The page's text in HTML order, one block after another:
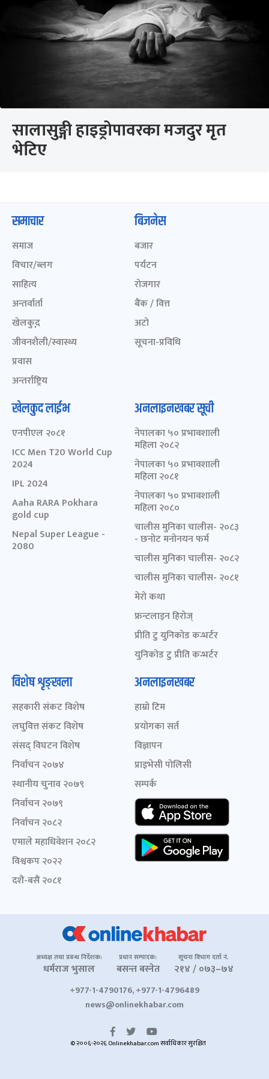
सालासुङ्गी हाइड्रोपावरका मजदुर मृत
भेटिए
समाचार
समाज
विचार/ब्लग
साहित्य
अन्तर्वार्ता
खेलकुद़़
जीवनशैली/स्वास्थ्य
प्रवास
अन्तर्राष्ट्रिय
बिजनेस
बजार
पर्यटन
रोजगार
बैंक / वित्त
अटो
सूचना-प्रविधि
खेलकुद लाईभ
एनपीएल २०८१
ICC Men T20 World Cup
2024
IPL 2024
Aaha RARA Pokhara
gold cup
Nepal Super League -
2080
अनलाइनखबर सूची
नेपालका ५० प्रभावशाली
महिला २०८२
नेपालका ५० प्रभावशाली
महिला २०८१
नेपालका ५० प्रभावशाली
महिला २०८०
चालीस मुनिका चालीस- २०८३
- छनोट मनोनयन फर्म
चालीस मुनिका चालीस- २०८२
चालीस मुनिका चालीस- २०८१
मेरो कथा
फ्रन्टलाइन हिरोज्
प्रीति टु युनिकोड कन्भर्टर
युनिकोड टु प्रीति कन्भर्टर
विशेष शृङ्खला
सहकारी संकट विशेष
लघुवित्त संकट विशेष
संसद् विघटन विशेष
निर्वाचन २०७४
स्थानीय चुनाव २०७९
निर्वाचन २०७९
निर्वाचन २०८२
एमाले महाधिवेशन २०८२
विश्वकप २०२२
दशैं-बसैं २०८१
अनलाइनखबर
हाम्रो टिम
प्रयोगका सर्त
विज्ञापन
प्राइभेसी पोलिसी
सम्पर्क
अध्यक्ष तथा प्रबन्ध निर्देशक:
धर्मराज भुसाल
प्रधान सम्पादक:
बसन्त बस्नेत
सूचना विभाग दर्ता नं.
२१४ / ०७३–७४
+977-1-4790176, +977-1-4796489
news@onlinekhabar.com
© २००६-२०२६ Onlinekhabar.com सर्वाधिकार सुरक्षित